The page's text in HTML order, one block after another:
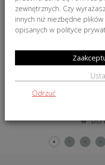
DO
zewnętrznych. Czy
innych niż niezbędne
opisanych w polityce
Odrzuć